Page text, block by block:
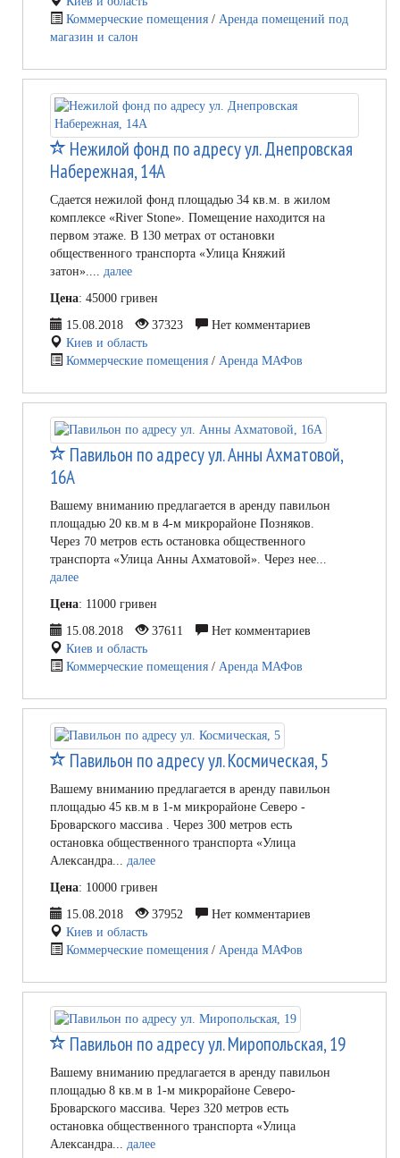
Коммерческие помещения / Аренда помещений под
магазин и салон
Нежилой фонд по адресу ул. Днепровская
Набережная, 14А
Сдается нежилой фонд площадью 34 кв.м. в жилом
комплексе «River Stone». Помещение находится на
первом этаже. В 130 метрах от остановки
общественного транспорта «Улица Княжий
затон».... далее
Цена: 45000 гривен
15.08.2018
37323
Нет комментариев
Киев и область
Коммерческие помещения / Аренда МАФов
Павильон по адресу ул. Анны Ахматовой,
16А
Вашему вниманию предлагается в аренду павильон
площадью 20 кв.м в 4-м микрорайоне Позняков.
Через 70 метров есть остановка общественного
транспорта «Улица Анны Ахматовой». Через нее...
далее
Цена: 11000 гривен
15.08.2018
37611
Нет комментариев
Киев и область
Коммерческие помещения / Аренда МАФов
Павильон по адресу ул. Космическая, 5
Вашему вниманию предлагается в аренду павильон
площадью 45 кв.м в 1-м микрорайоне Северо -
Броварского массива . Через 300 метров есть
остановка общественного транспорта «Улица
Александра... далее
Цена: 10000 гривен
15.08.2018
37952
Нет комментариев
Киев и область
Коммерческие помещения / Аренда МАФов
Павильон по адресу ул. Миропольская, 19
Вашему вниманию предлагается в аренду павильон
площадью 8 кв.м в 1-м микрорайоне Северо-
Броварского массива. Через 320 метров есть
остановка общественного транспорта «Улица
Александра... далее